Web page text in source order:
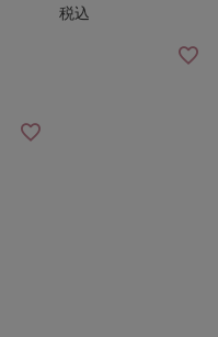
税込